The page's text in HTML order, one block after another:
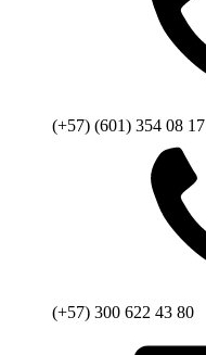
(+57) (601) 354 08 17
(+57) 300 622 43 80